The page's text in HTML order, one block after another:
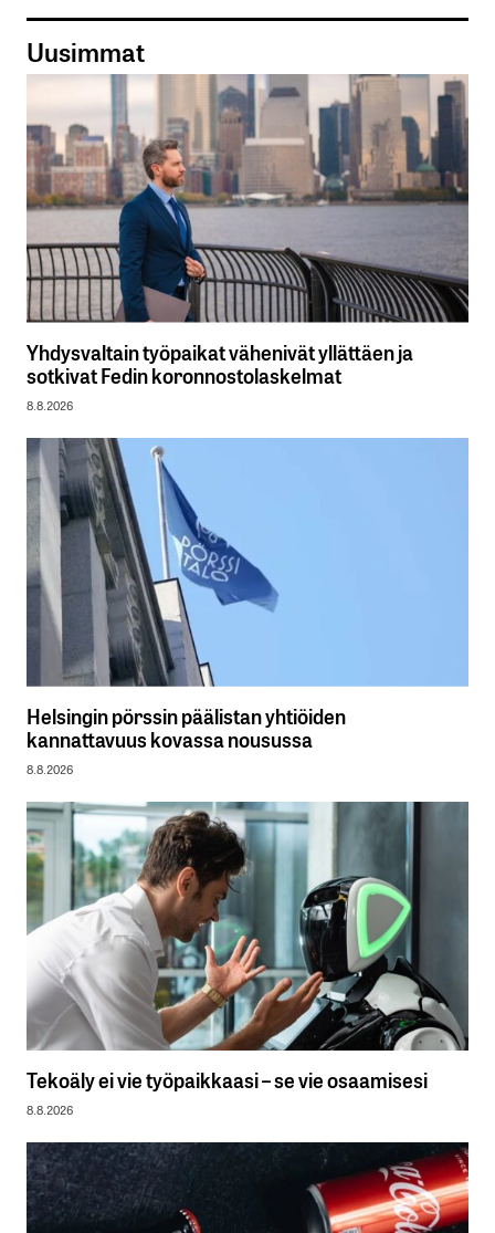
Uusimmat
Yhdysvaltain työpaikat vähenivät yllättäen ja
sotkivat Fedin koronnostolaskelmat
8.8.2026
Helsingin pörssin päälistan yhtiöiden
kannattavuus kovassa nousussa
8.8.2026
Tekoäly ei vie työpaikkaasi – se vie osaamisesi
8.8.2026